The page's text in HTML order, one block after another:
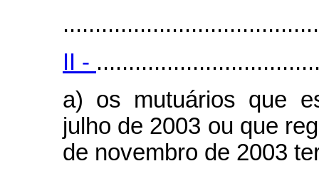
II -
a) os mutuários que
julho de 2003 ou que
de novembro de 2003